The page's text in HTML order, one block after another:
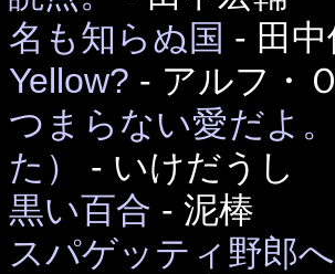
名も知らぬ国 - 田
Yellow? - アルフ・
つまらない愛だよ
た）
- いけだうし
黒い百合 - 泥棒
スパゲッティ野郎